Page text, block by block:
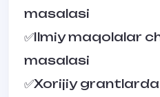
masalasi
✅Ilmiy maqolalar
masalasi
✅Xorijiy